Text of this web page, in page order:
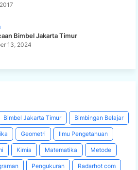
Bimbel Jakarta Timur
13, 2024
Bimbel Jakarta Timur Bimbingan Belajar
Geometri Ilmu Pengetahuan
Kimia Matematika Metode
Pengukuran Radarhot com